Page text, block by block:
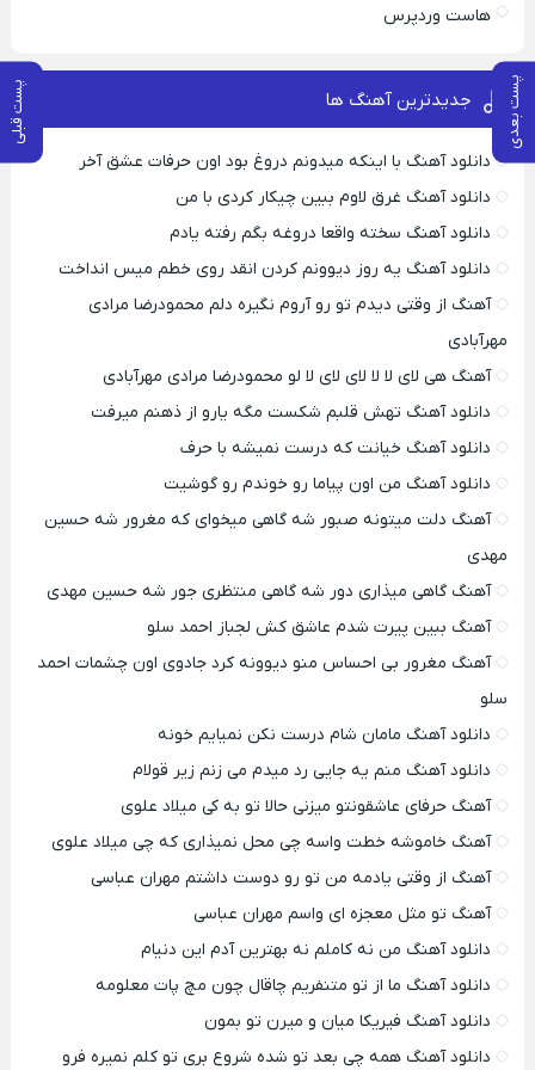
پست بعدی پست قبلی
هاست وردپرس
جدیدترین آهنگ ها
دانلود آهنگ با اینکه میدونم دروغ بود اون حرفات عشق آخر
دانلود آهنگ غرق لاوم ببین چیکار کردی با من
دانلود آهنگ سخته واقعا دروغه بگم رفته یادم
دانلود آهنگ یه روز دیوونم کردن انقد روی خطم میس انداخت
آهنگ از وقتی دیدم تو رو آروم نگیره دلم محمودرضا مرادی
مهرآبادی
آهنگ هی لای لا لا لای لای لا لو محمودرضا مرادی مهرآبادی
دانلود آهنگ تهش قلبم شکست مگه یارو از ذهنم میرفت
دانلود آهنگ خیانت که درست نمیشه با حرف
دانلود آهنگ من اون پیاما رو خوندم رو گوشیت
آهنگ دلت میتونه صبور شه گاهی میخوای که مغرور شه حسین
مهدی
آهنگ گاهی میذاری دور شه گاهی منتظری جور شه حسین مهدی
آهنگ ببین پیرت شدم عاشق کش لجباز احمد سلو
آهنگ مغرور بی احساس منو دیوونه کرد جادوی اون چشمات احمد
سلو
دانلود آهنگ مامان شام درست نکن نمیایم خونه
دانلود آهنگ منم یه جایی رد میدم می زنم زیر قولام
آهنگ حرفای عاشقونتو میزنی حالا تو به کی میلاد علوی
آهنگ خاموشه خطت واسه چی محل نمیذاری که چی میلاد علوی
آهنگ از وقتی یادمه من تو رو دوست داشتم مهران عباسی
آهنگ تو مثل معجزه ای واسم مهران عباسی
دانلود آهنگ من نه کاملم نه بهترین آدم این دنیام
دانلود آهنگ ما از تو متنفریم چاقال چون مچ پات معلومه
دانلود آهنگ فیریکا میان و میرن تو بمون
دانلود آهنگ همه چی بعد تو شده شروع بری تو کلم نمیره فرو